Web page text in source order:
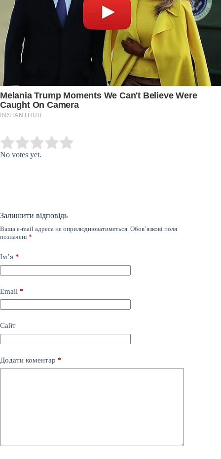
Rate this item:
No votes yet.
Залишити відповідь
Ваша e-mail адреса не оприлюднюватиметься. Обов’язкові поля
позначені *
Ім’я *
Email *
Сайт
Додати коментар *